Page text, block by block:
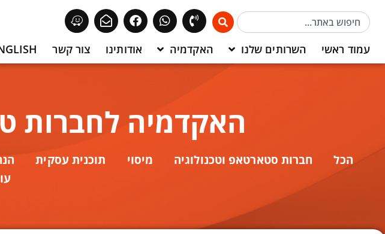
עמוד ראשי השרותים שלנו האקדמיה אודותינו צור קשר
האקדמיה לחברות
הכל חברות סטארטאפ וטכנולוגיה מיסוי תוכנית עסקית